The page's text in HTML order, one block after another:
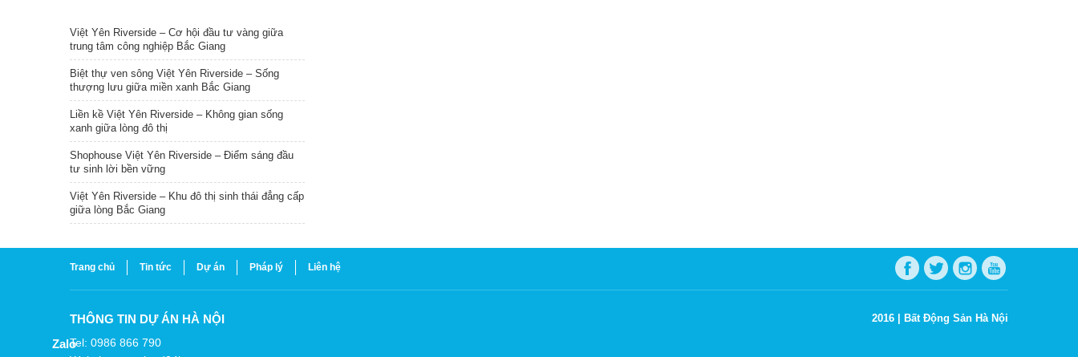
Việt Yên Riverside – Cơ hội đầu tư vàng giữa
trung tâm công nghiệp Bắc Giang
Biệt thự ven sông Việt Yên Riverside – Sống
thượng lưu giữa miền xanh Bắc Giang
Liền kề Việt Yên Riverside – Không gian sống
xanh giữa lòng đô thị
Shophouse Việt Yên Riverside – Điểm sáng đầu
tư sinh lời bền vững
Việt Yên Riverside – Khu đô thị sinh thái đẳng cấp
giữa lòng Bắc Giang
Trang chủ Tin tức Dự án Pháp lý Liên hệ
THÔNG TIN DỰ ÁN HÀ NỘI
Tel: 0986 866 790
2016 | Bất Động Sản Hà Nội
Zalo